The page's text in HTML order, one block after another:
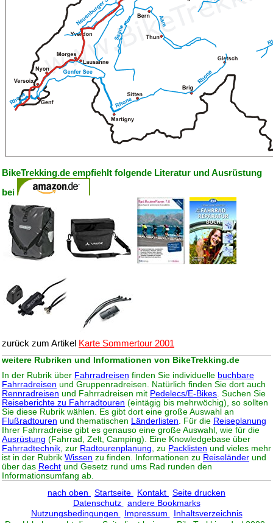
BikeTrekking.de empfiehlt folgende Literatur und Ausrüstung
bei
zurück zum Artikel Karte Sommertour 2001
weitere Rubriken und Informationen von BikeTrekking.de
In der Rubrik über Fahrradreisen finden Sie individuelle buchbare
Fahrradreisen und Gruppenradreisen. Natürlich finden Sie dort auch
Rennradreisen und Fahrradreisen mit Pedelecs/E-Bikes. Suchen Sie
Reiseberichte zu Fahrradtouren (eintägig bis mehrwöchig), so sollten
Sie diese Rubrik wählen. Es gibt dort eine große Auswahl an
Flußradtouren und thematischen Länderlisten. Für die Reiseplanung
Ihrer Fahrradreise gibt es genauso eine große Auswahl, wie für die
Ausrüstung (Fahrrad, Zelt, Camping). Eine Knowledgebase über
Fahrradtechnik, zur Radtourenplanung, zu Packlisten und vieles mehr
ist in der Rubrik Wissen zu finden. Informationen zu Reiseländer und
über das Recht und Gesetz rund ums Rad runden den
Informationsumfang ab.
nach oben
Startseite Kontakt
Seite drucken
Datenschutz
andere Bookmarks
Nutzungsbedingungen
Impressum
Inhaltsverzeichnis